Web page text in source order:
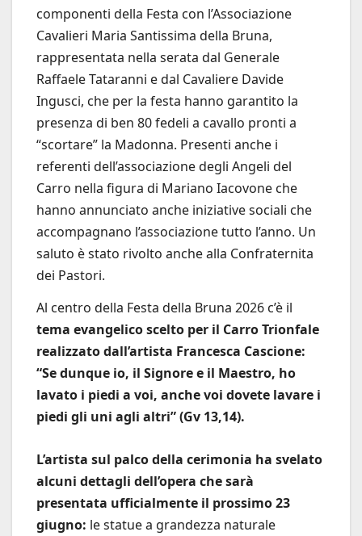
componenti della Festa con l’Associazione
Cavalieri Maria Santissima della Bruna,
rappresentata nella serata dal Generale
Raffaele Tataranni e dal Cavaliere Davide
Ingusci, che per la festa hanno garantito la
presenza di ben 80 fedeli a cavallo pronti a
“scortare” la Madonna. Presenti anche i
referenti dell’associazione degli Angeli del
Carro nella figura di Mariano Iacovone che
hanno annunciato anche iniziative sociali che
accompagnano l’associazione tutto l’anno. Un
saluto è stato rivolto anche alla Confraternita
dei Pastori.
Al centro della Festa della Bruna 2026 c’è il
tema evangelico scelto per il Carro Trionfale
realizzato dall’artista Francesca Cascione:
“Se dunque io, il Signore e il Maestro, ho
lavato i piedi a voi, anche voi dovete lavare i
piedi gli uni agli altri” (Gv 13,14).
L’artista sul palco della cerimonia ha svelato
alcuni dettagli dell’opera che sarà
presentata ufficialmente il prossimo 23
giugno: le statue a grandezza naturale